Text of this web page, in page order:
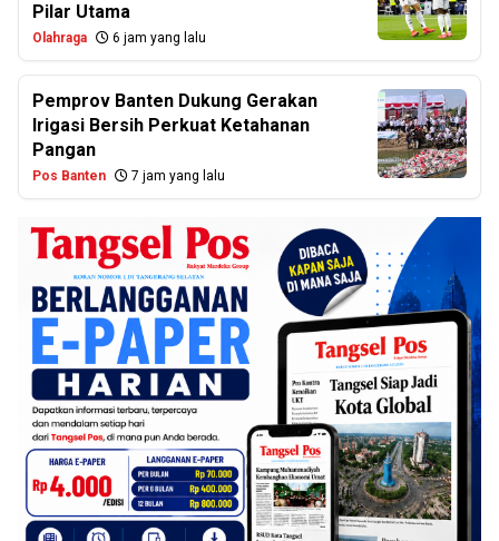
Pilar Utama
Olahraga 6 jam yang lalu
Pemprov Banten Dukung Gerakan
Irigasi Bersih Perkuat Ketahanan
Pangan
Pos Banten 7 jam yang lalu